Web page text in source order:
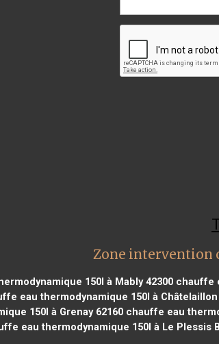
Zone intervention
150l à Mably 42300 chauffe
eau thermodynamique 150l à Châtelaillon
150l à Grenay 62160chauffe eau
eau thermodynamique 150l à Le Plessis